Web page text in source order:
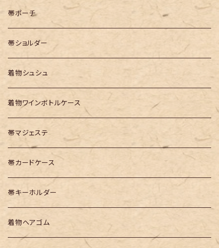
帯ポーチ
帯ショルダー
着物シュシュ
着物ワインボトルケース
帯マジェステ
帯カードケース
帯キーホルダー
着物ヘアゴム